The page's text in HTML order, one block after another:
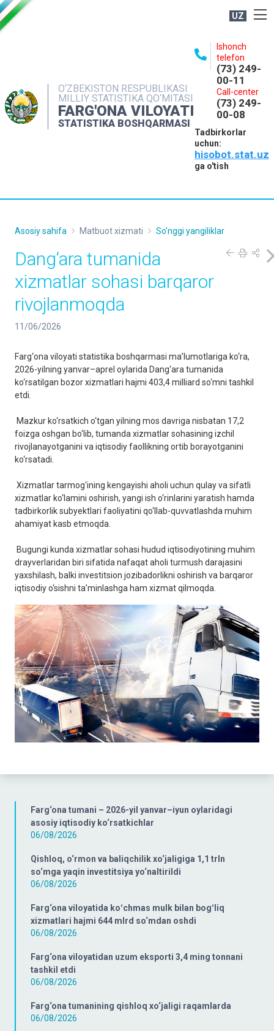
UZ
O‘ZBEKISTON RESPUBLIKASI
MILLIY STATISTIKA QO‘MITASI
FARG'ONA VILOYATI
STATISTIKA BOSHQARMASI
Ishonch
telefon
(73) 249-
00-11
Call-center
(73) 249-
00-08
Tadbirkorlar
uchun:
hisobot.stat.uz
ga o'tish
NASHRLAR
INTERAKTIV XIZMATLAR
MATBUOT XIZMATI
Farg‘ona tumani – 2026-yil yanvar–iyun oylaridagi
asosiy iqtisodiy ko‘rsatkichlar
06/08/2026
Qishloq, o‘rmon va baliqchilik xo‘jaligiga 1,1 trln
so‘mga yaqin investitsiya yo‘naltirildi
06/08/2026
Farg‘ona viloyatida koʻchmas mulk bilan bogʻliq
xizmatlari hajmi 644 mlrd so‘mdan oshdi
06/08/2026
Farg‘ona viloyatidan uzum eksporti 3,4 ming tonnani
tashkil etdi
06/08/2026
Farg‘ona tumanining qishloq xo‘jaligi raqamlarda
06/08/2026
Asosiy sahifa Matbuot xizmati So'nggi yangiliklar
Dang‘ara tumanida
xizmatlar sohasi barqaror
rivojlanmoqda
11/06/2026
Farg‘ona viloyati statistika boshqarmasi ma’lumotlariga ko‘ra,
2026-yilning yanvar–aprel oylarida Dang‘ara tumanida
ko‘rsatilgan bozor xizmatlari hajmi 403,4 milliard so‘mni tashkil
etdi.
Mazkur ko‘rsatkich o‘tgan yilning mos davriga nisbatan 17,2
foizga oshgan bo‘lib, tumanda xizmatlar sohasining izchil
rivojlanayotganini va iqtisodiy faollikning ortib borayotganini
ko‘rsatadi.
Xizmatlar tarmog‘ining kengayishi aholi uchun qulay va sifatli
xizmatlar ko‘lamini oshirish, yangi ish o‘rinlarini yaratish hamda
tadbirkorlik subyektlari faoliyatini qo‘llab-quvvatlashda muhim
ahamiyat kasb etmoqda.
Bugungi kunda xizmatlar sohasi hudud iqtisodiyotining muhim
drayverlaridan biri sifatida nafaqat aholi turmush darajasini
yaxshilash, balki investitsion jozibadorlikni oshirish va barqaror
iqtisodiy o‘sishni ta’minlashga ham xizmat qilmoqda.